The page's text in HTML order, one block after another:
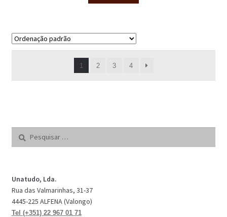
1 2 3 4
Pesquisar
Unatudo, Lda.
Rua das Valmarinhas, 31-37
4445-225 ALFENA (Valongo)
Tel (+351) 22 967 01 71